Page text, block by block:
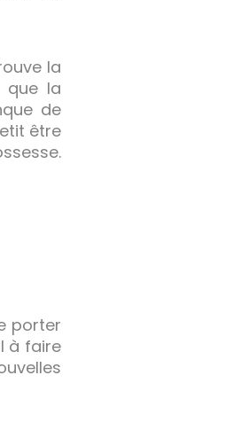
la
que la
de
être
porter
à faire